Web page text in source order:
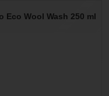
Eco Wool Wash 250 ml